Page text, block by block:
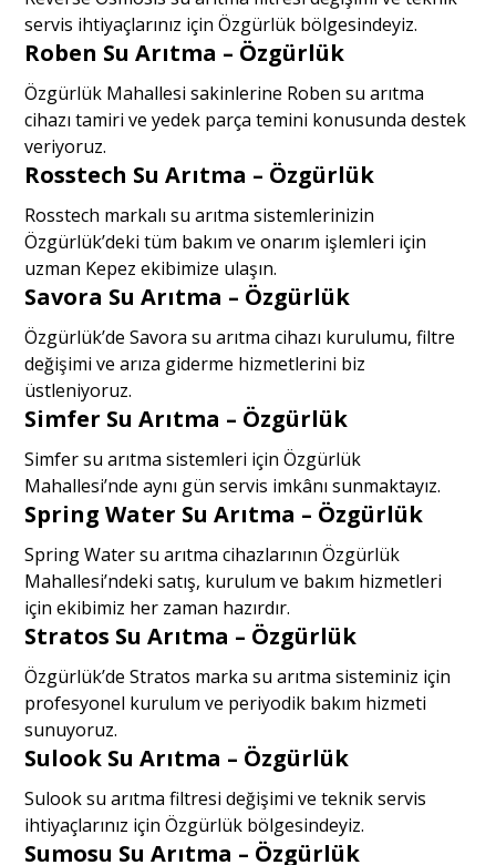
servis ihtiyaçlarınız için Özgürlük bölgesindeyiz.
Roben Su Arıtma – Özgürlük
Özgürlük Mahallesi sakinlerine Roben su arıtma
cihazı tamiri ve yedek parça temini konusunda destek
veriyoruz.
Rosstech Su Arıtma – Özgürlük
Rosstech markalı su arıtma sistemlerinizin
Özgürlük’deki tüm bakım ve onarım işlemleri için
uzman Kepez ekibimize ulaşın.
Savora Su Arıtma – Özgürlük
Özgürlük’de Savora su arıtma cihazı kurulumu, filtre
değişimi ve arıza giderme hizmetlerini biz
üstleniyoruz.
Simfer Su Arıtma – Özgürlük
Simfer su arıtma sistemleri için Özgürlük
Mahallesi’nde aynı gün servis imkânı sunmaktayız.
Spring Water Su Arıtma – Özgürlük
Spring Water su arıtma cihazlarının Özgürlük
Mahallesi’ndeki satış, kurulum ve bakım hizmetleri
için ekibimiz her zaman hazırdır.
Stratos Su Arıtma – Özgürlük
Özgürlük’de Stratos marka su arıtma sisteminiz için
profesyonel kurulum ve periyodik bakım hizmeti
sunuyoruz.
Sulook Su Arıtma – Özgürlük
Sulook su arıtma filtresi değişimi ve teknik servis
ihtiyaçlarınız için Özgürlük bölgesindeyiz.
Sumosu Su Arıtma – Özgürlük